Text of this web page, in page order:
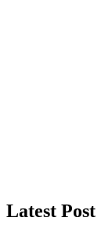
Latest Post